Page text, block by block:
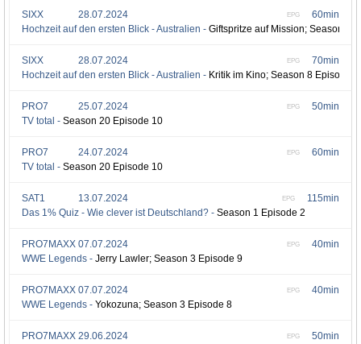
60min
EPG
SIXX
28.07.2024
Hochzeit auf den ersten Blick - Australien - Giftspritze auf Mission; Season 8
70min
EPG
SIXX
28.07.2024
Hochzeit auf den ersten Blick - Australien - Kritik im Kino; Season 8 Episode
50min
EPG
PRO7
25.07.2024
TV total - Season 20 Episode 10
60min
EPG
PRO7
24.07.2024
TV total - Season 20 Episode 10
115min
EPG
SAT1
13.07.2024
Das 1% Quiz - Wie clever ist Deutschland? - Season 1 Episode 2
40min
EPG
PRO7MAXX 07.07.2024
WWE Legends - Jerry Lawler; Season 3 Episode 9
40min
EPG
PRO7MAXX 07.07.2024
WWE Legends - Yokozuna; Season 3 Episode 8
50min
EPG
PRO7MAXX 29.06.2024